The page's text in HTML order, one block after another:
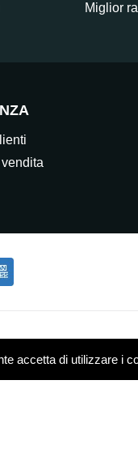
accetta di utilizzare i
Miglior